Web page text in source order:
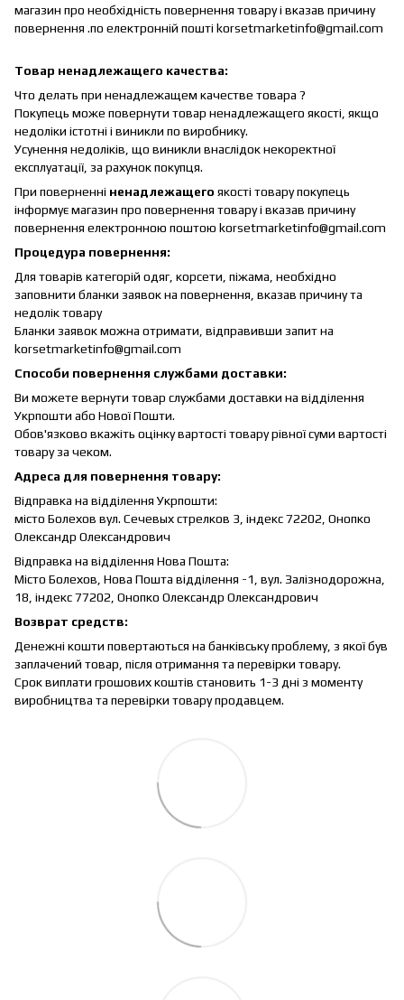
магазин про необхідність повернення товару і вказав причину
повернення .по електронній пошті korsetmarketinfo@gmail.com
Товар ненадлежащего качества:
Что делать при ненадлежащем качестве товара ?
Покупець може повернути товар ненадлежащего якості, якщо
недоліки істотні і виникли по виробнику.
Усунення недоліків, що виникли внаслідок некоректної
експлуатації, за рахунок покупця.
При поверненні ненадлежащего якості товару покупець
інформує магазин про повернення товару і вказав причину
повернення електронною поштою korsetmarketinfo@gmail.com
Процедура повернення:
Для товарів категорій одяг, корсети, піжама, необхідно
заповнити бланки заявок на повернення, вказав причину та
недолік товару
Бланки заявок можна отримати, відправивши запит на
korsetmarketinfo@gmail.com
Способи повернення службами доставки:
Ви можете вернути товар службами доставки на відділення
Укрпошти або Нової Пошти.
Обов'язково вкажіть оцінку вартості товару рівної суми вартості
товару за чеком.
Адреса для повернення товару:
Відправка на відділення Укрпошти:
місто Болехов вул. Сечевых стрелков 3, індекс 72202, Онопко
Олександр Олександрович
Відправка на відділення Нова Пошта:
Місто Болехов, Нова Пошта відділення -1, вул. Залізнодорожна,
18, індекс 77202, Онопко Олександр Олександрович
Возврат средств:
Денежні кошти повертаються на банківську проблему, з якої був
заплачений товар, після отримання та перевірки товару.
Срок виплати грошових коштів становить 1-3 дні з моменту
виробництва та перевірки товару продавцем.